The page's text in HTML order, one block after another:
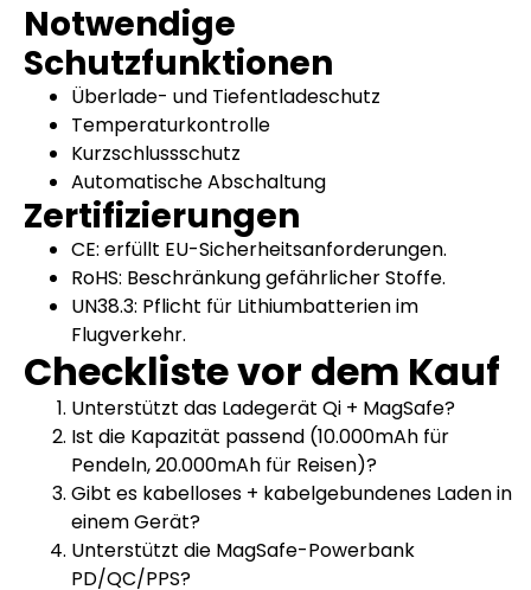
Notwendige
Schutzfunktionen
Überlade- und Tiefentladeschutz
Temperaturkontrolle
Kurzschlussschutz
Automatische Abschaltung
Zertifizierungen
CE: erfüllt EU-Sicherheitsanforderungen.
RoHS: Beschränkung gefährlicher Stoffe.
UN38.3: Pflicht für Lithiumbatterien im
Flugverkehr.
Checkliste vor dem Kauf
Unterstützt das Ladegerät Qi + MagSafe?
Ist die Kapazität passend (10.000mAh für
Pendeln, 20.000mAh für Reisen)?
Gibt es kabelloses + kabelgebundenes Laden in
einem Gerät?
Unterstützt die MagSafe-Powerbank
PD/QC/PPS?